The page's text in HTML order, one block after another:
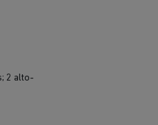
2 alto-